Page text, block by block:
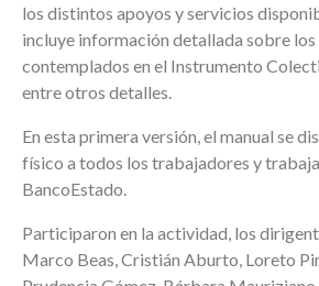
los distintos apoyos y servicios
incluye información detallada sobre
contemplados en el Instrumento
entre otros detalles.
En esta primera versión, el manual se
físico a todos los trabajadores y
BancoEstado.
Participaron en la actividad, los
Marco Beas, Cristián Aburto, Loreto